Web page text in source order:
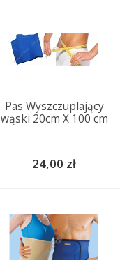
Pas Wyszczuplający
wąski 20cm X 100 cm
24,00 zł